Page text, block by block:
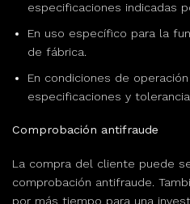
especificaciones indicadas
En uso específico para la
de fábrica.
En condiciones de
especificaciones y
Comprobación antifraude
La compra del cliente puede
comprobación antifraude.
por más tiempo para una